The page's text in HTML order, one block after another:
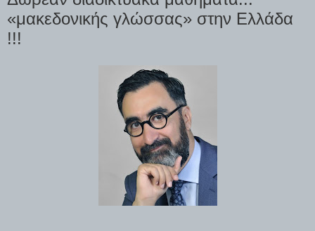
«μακεδονικής γλώσσας» στην Ελλάδα
!!!